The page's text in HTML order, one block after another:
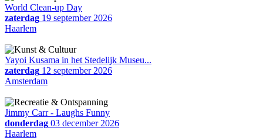
World Clean-up Day
zaterdag 19 september 2026
Haarlem
Yayoi Kusama in het Stedelijk Museu...
zaterdag 12 september 2026
Amsterdam
Jimmy Carr - Laughs Funny
donderdag 03 december 2026
Haarlem